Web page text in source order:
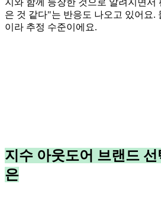
지와 함께 등장한 것으로 알려지면서
은 것 같다"는 반응도 나오고 있어요.
이라 추정 수준이에요.
지수 아웃도어 브랜드
은